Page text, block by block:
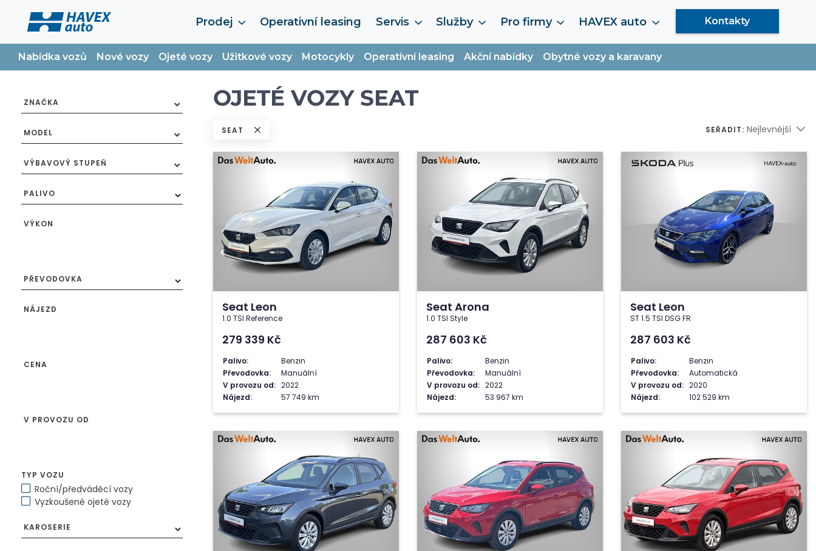
Prodej Operativní leasing Servis Služby Pro firmy HAVEX auto Kontakty
Nabídka vozů Nové vozy Ojeté vozy Užitkové vozy Motocykly Operativní leasing Akční nabídky Obytné vozy a karavany
ZNAČKA
MODEL
VÝBAVOVÝ STUPEŇ
PALIVO
VÝKON
PŘEVODOVKA
NÁJEZD
CENA
V PROVOZU OD
TYP VOZU
Roční/předváděcí vozy
Vyzkoušené ojeté vozy
KAROSERIE
OJETÉ VOZY SEAT
SEAT SEŘADIT: Nejlevnější
Seat Leon
1.0 TSI Reference
279 339 Kč
Palivo:
Benzin
Převodovka:
Manuální
V provozu od: 2022
Nájezd:
57 749 km
Seat Arona
1.0 TSI Style
287 603 Kč
Palivo:
Benzin
Převodovka:
Manuální
V provozu od: 2022
Nájezd:
53 967 km
Seat Leon
ST 1.5 TSI DSG FR
287 603 Kč
Palivo:
Benzin
Převodovka:
Automatická
V provozu od: 2020
Nájezd:
102 529 km